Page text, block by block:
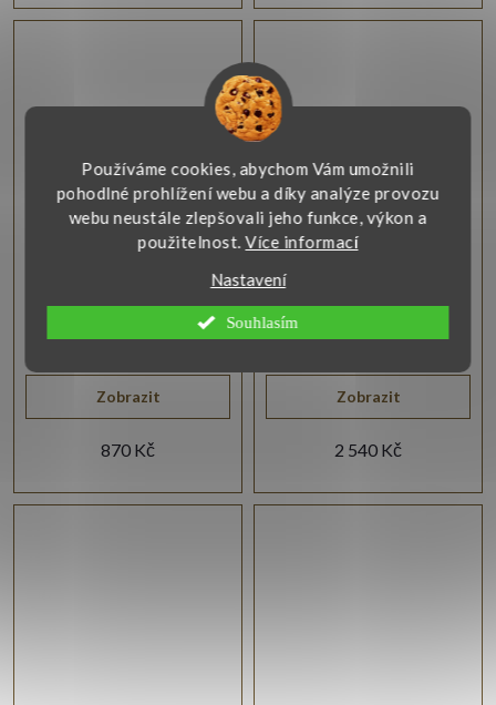
Používáme cookies, abychom Vám umožnili
pohodlné prohlížení webu a díky analýze provozu
webu neustále zlepšovali jeho funkce, výkon a
použitelnost.Více informací
Nastavení
Souhlasím
Stříbrná brož ve tvaru
870 Kč
Zobrazit
925/1000 je ve tvaru ještěrky
osazená bílými a zelenými
Stříbrná brož ve tvaru
2 540 Kč
Zobrazit
tvaru motýla se zirkony, která
vyniká svou jemností a